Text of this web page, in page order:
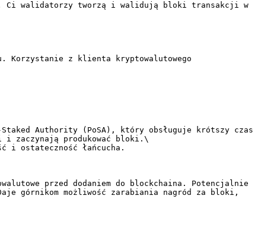
Ci walidatorzy tworzą i walidują bloki transakcji w
Korzystanie z klienta kryptowalutowego
Authority (PoSA), który obsługuje krótszy czas
i zaczynają produkować bloki.\
i ostateczność łańcucha.
przed dodaniem do blockchaina. Potencjalnie
górnikom możliwość zarabiania nagród za bloki,